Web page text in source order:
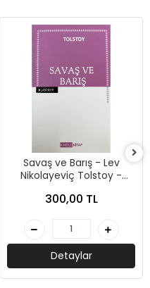
Savaş ve Barış - Lev
Nikolayeviç Tolstoy -
300,00 TL
Detaylar